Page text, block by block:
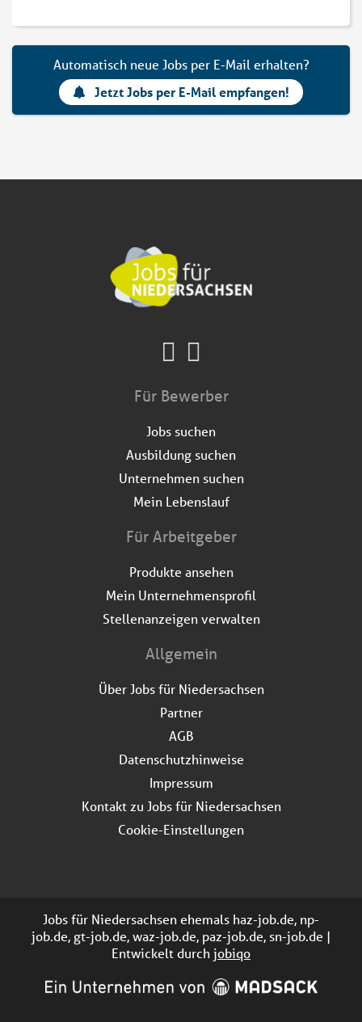
Automatisch neue Jobs per E-Mail erhalten?
Jetzt Jobs per E-Mail empfangen!
Für Bewerber
Jobs suchen
Ausbildung suchen
Unternehmen suchen
Mein Lebenslauf
Für Arbeitgeber
Produkte ansehen
Mein Unternehmensprofil
Stellenanzeigen verwalten
Allgemein
Über Jobs für Niedersachsen
Partner
AGB
Datenschutzhinweise
Impressum
Kontakt zu Jobs für Niedersachsen
Cookie-Einstellungen
Jobs für Niedersachsen ehemals haz-job.de, np-
job.de, gt-job.de, waz-job.de, paz-job.de, sn-job.de |
Entwickelt durchjobiqo